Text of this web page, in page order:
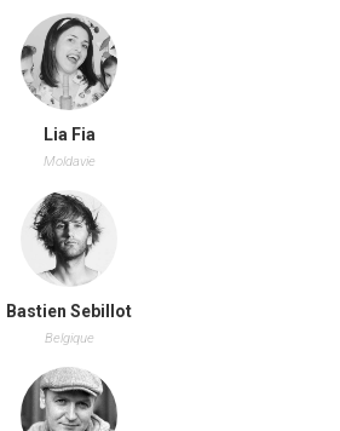
Lia Fia
Moldavie
Bastien Sebillot
Belgique